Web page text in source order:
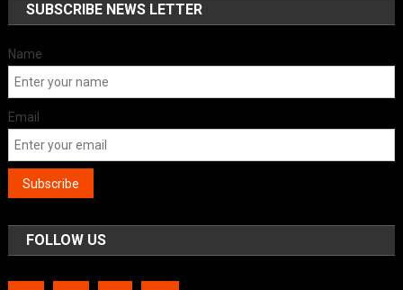
SUBSCRIBE NEWS LETTER
Name
Email
FOLLOW US